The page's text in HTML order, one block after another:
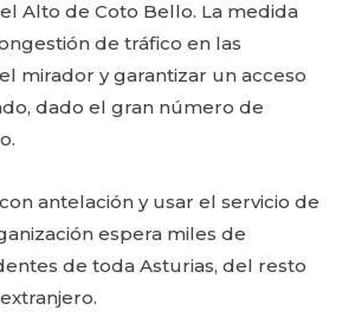
Alto de Coto Bello. La medida
de tráfico en las
mirador y garantizar un acceso
dado el gran número de
antelación y usar el servicio de
espera miles de
de toda Asturias, del resto